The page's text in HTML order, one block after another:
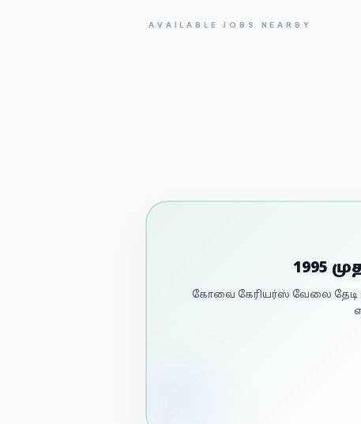
AVAILABLE JOBS NEARBY
1995
கோவை கேரியர்ஸ் வேலை தேடி